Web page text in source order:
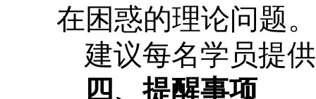
在困惑的理论问题。
建议每名学员提
四、提醒事项